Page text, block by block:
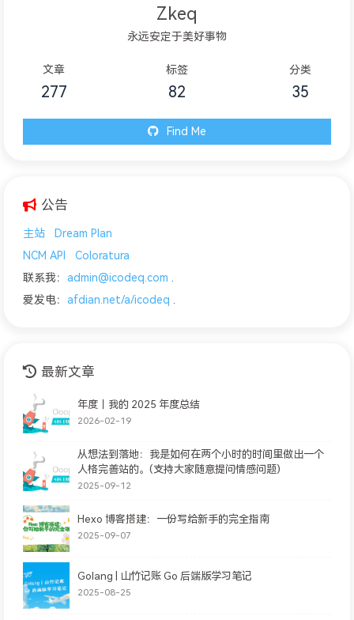
Zkeq
永远安定于美好事物
文章
277
标签
82
分类
35
Find Me
公告
主站
Dream Plan
NCM API
Coloratura
联系我： admin@icodeq.com .
爱发电： afdian.net/a/icodeq .
最新文章
年度｜我的 2025 年度总结
2026-02-19
从想法到落地：我是如何在两个小时的时间里做出一个
人格完善站的。(支持大家随意提问情感问题)
2025-09-12
Hexo 博客搭建：一份写给新手的完全指南
2025-09-07
Golang | 山竹记账 Go 后端版学习笔记
2025-08-25